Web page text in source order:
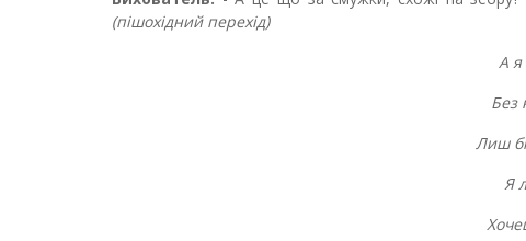
(пішохідний перехід)
А я
Без
Лиш
Я